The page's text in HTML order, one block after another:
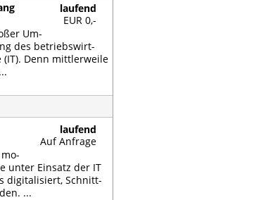
laufend
EUR 0,-
Um­
des be­triebs­wirt­
Denn mitt­ler­wei­le
laufend
Auf Anfrage
mo­
un­ter Ein­satz der IT
di­gi­ta­li­siert, Schnitt­
...